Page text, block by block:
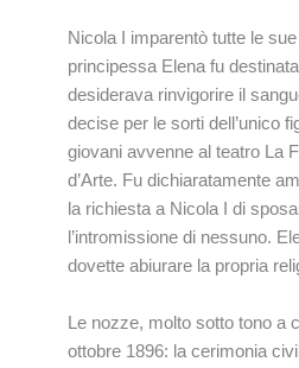
Nicola I imparentò tutte le
principessa Elena fu
desiderava rinvigorire il
decise per le sorti dell’unico
giovani avvenne al teatro La
d’Arte. Fu dichiaratamente
la richiesta a Nicola I di
l’intromissione di nessuno.
dovette abiurare la propria
Le nozze, molto sotto tono a
ottobre 1896: la cerimonia